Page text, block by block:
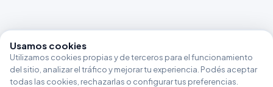
Usamos cookies
Utilizamos cookies propias y de terceros para el funcionamiento
del sitio, analizar el tráfico y mejorar tu experiencia. Podés aceptar
todas las cookies, rechazarlas o configurar tus preferencias.